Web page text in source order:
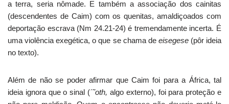
a terra, seria nômade. E também a associação dos cainitas
(descendentes de Caim) com os quenitas, amaldiçoados com
deportação escrava (Nm 24.21-24) é tremendamente incerta. É
uma violência exegética, o que se chama de eisegese (pôr ideia
no texto).
Além de não se poder afirmar que Caim foi para a África, tal
ideia ignora que o sinal (´˜oth, algo externo), foi para proteção e